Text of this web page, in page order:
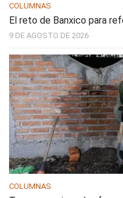
COLUMNAS
El reto de Banxico para
9 DE AGOSTO DE 2026
COLUMNAS